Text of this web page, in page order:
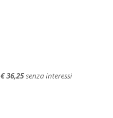
€ 36,25senza interessi